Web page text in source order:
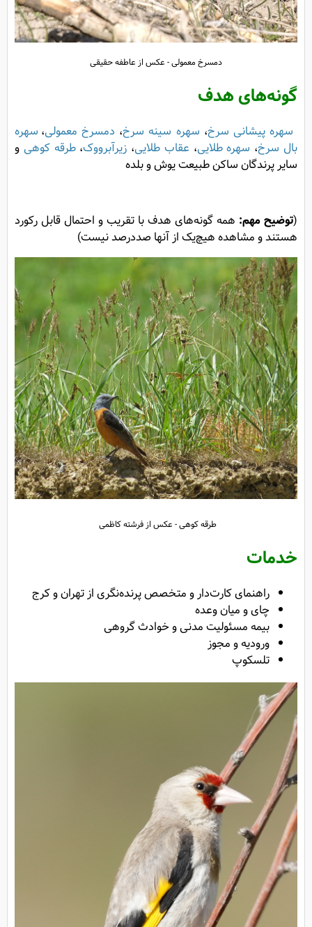
دمسرخ معمولی - عکس از عاطفه حقیقی
گونه‌های هدف
سهره پیشانی سرخ، سهره سینه سرخ، دمسرخ معمولی، سهره
بال سرخ، سهره طلایی، عقاب طلایی، زیرآبرووک،طرقه کوهی و
سایر پرندگان ساکن طبیعت یوش و بلده
(توضیح مهم: همه گونه‌های هدف با تقریب و احتمال قابل رکورد
هستند و مشاهده هیچ‌یک از آنها صددرصد نیست)
طرقه کوهی - عکس از فرشته کاظمی
خدمات
راهنمای کارت‌دار و متخصص پرنده‌نگری از تهران و کرج
چای و میان وعده
بیمه مسئولیت مدنی و خوادث گروهی
ورودیه و مجوز
تلسکوپ